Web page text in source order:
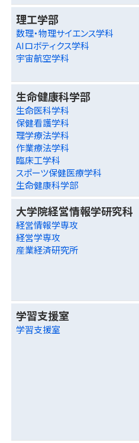
理工学部
数理・物理サイエンス学科
AIロボティクス学科
宇宙航空学科
生命健康科学部
生命医科学科
保健看護学科
理学療法学科
作業療法学科
臨床工学科
スポーツ保健医療学科
生命健康科学部
大学院経営情報学研究科
経営情報学専攻
経営学専攻
産業経済研究所
学習支援室
学習支援室